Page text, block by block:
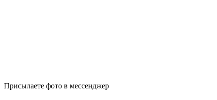
Присылаете фото в мессенджер